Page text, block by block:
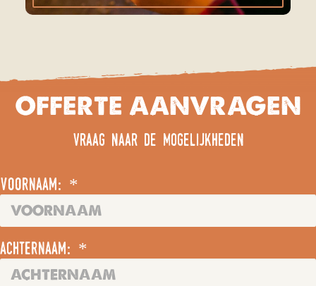
OFFERTE AANVRAGEN
vraag naar de mogelijkheden
voornaam: *
achternaam: *